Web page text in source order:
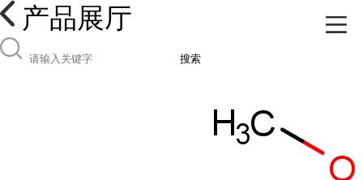
产品展厅
搜索